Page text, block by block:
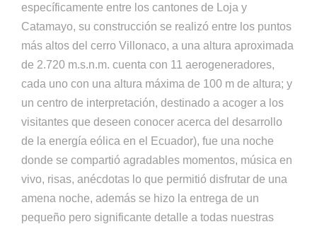
específicamente entre los cantones de Loja y
Catamayo, su construcción se realizó entre los puntos
más altos del cerro Villonaco, a una altura aproximada
de 2.720 m.s.n.m. cuenta con 11 aerogeneradores,
cada uno con una altura máxima de 100 m de altura; y
un centro de interpretación, destinado a acoger a los
visitantes que deseen conocer acerca del desarrollo
de la energía eólica en el Ecuador), fue una noche
donde se compartió agradables momentos, música en
vivo, risas, anécdotas lo que permitió disfrutar de una
amena noche, además se hizo la entrega de un
pequeño pero significante detalle a todas nuestras